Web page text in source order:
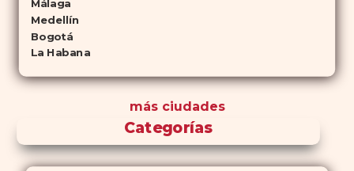
Málaga
Medellín
Bogotá
La Habana
más ciudades
Categorías